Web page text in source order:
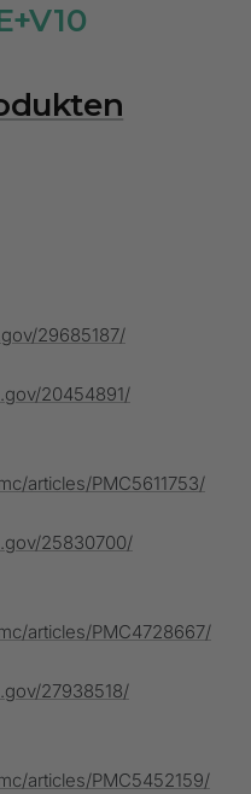
29685187/
20454891/
articles/PMC5611753/
25830700/
articles/PMC4728667/
27938518/
articles/PMC5452159/